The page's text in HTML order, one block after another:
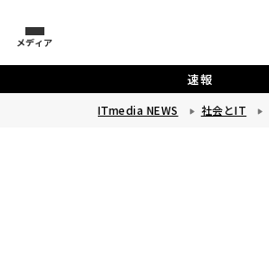
メディア
速報
ITmedia NEWS 社会とIT